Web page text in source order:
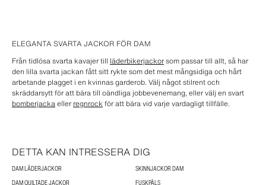
ELEGANTA SVARTA JACKOR FÖR DAM
Från tidlösa svarta kavajer till läderbikerjackorsom passar till allt, så har
den lilla svarta jackan fått sitt rykte som det mest mångsidiga och hårt
arbetande plagget i en kvinnas garderob. Välj något stilrent och
skräddarsytt för att bära till oändliga jobbevenemang, eller välj en svart
bomberjackaeller regnrock för att bära vid varje vardagligt tillfälle.
DETTA KAN INTRESSERA DIG
DAM LÄDERJACKOR
SKINNJACKOR DAM
DAM QUILTADE JACKOR
FUSKPÄLS